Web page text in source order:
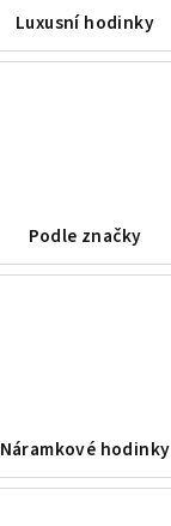
Luxusní hodinky
Podle značky
Náramkové hodinky